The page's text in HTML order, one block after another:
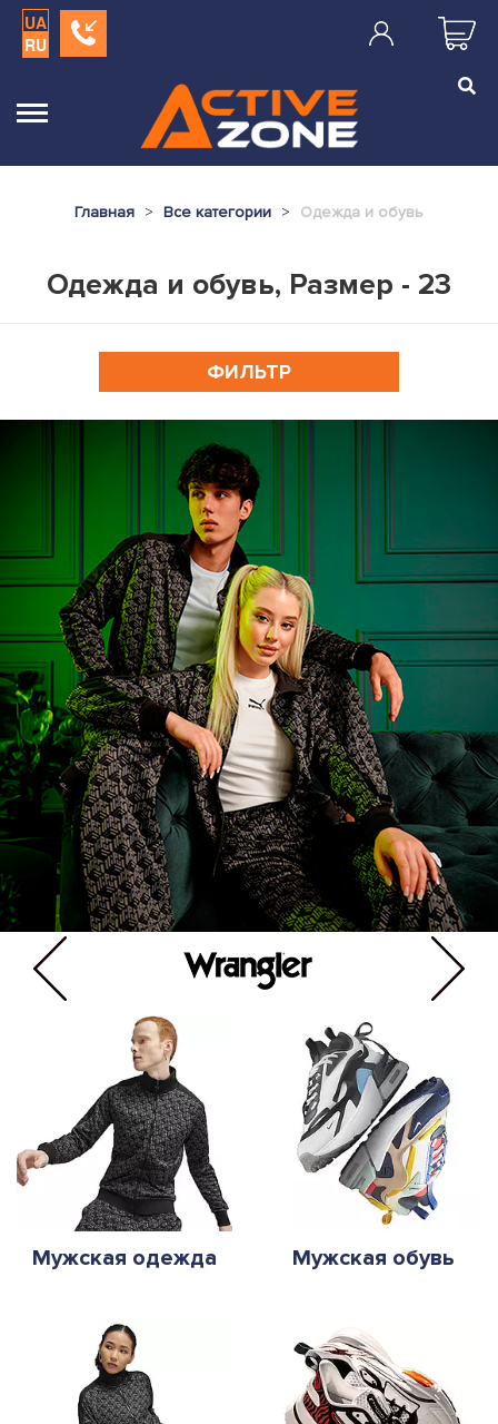
UA
RU
Главная Все категории Одежда и обувь
Одежда и обувь, Размер - 23
ФИЛЬТР
Мужская одежда Мужская обувь